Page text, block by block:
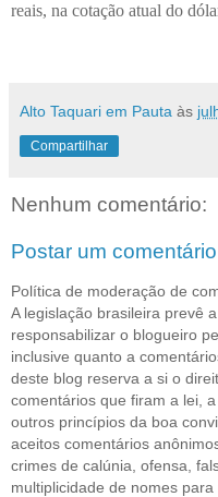
reais, na cotação atual do
Alto Taquari em Pauta às
Compartilhar
Nenhum comentário:
Postar um comentário
Política de moderação de
A legislação brasileira prevê
responsabilizar o blogueiro
inclusive quanto a
deste blog reserva a si o
comentários que firam a lei,
outros princípios da boa
aceitos comentários
crimes de calúnia, ofensa,
multiplicidade de nomes